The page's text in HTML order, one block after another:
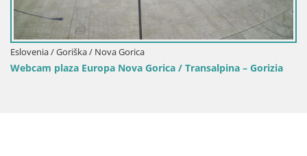
Gorica
Nova Gorica / Transalpina – Gorizia Camera Transalpina /